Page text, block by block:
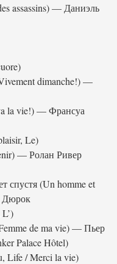
assassins) — Даниэль
dimanche!) —
la vie!) — Франсуа
Le)
— Ролан Ривер
(Un homme et
Дюрок
de ma vie) — Пьер
Palace Hôtel)
Life / Merci la vie)